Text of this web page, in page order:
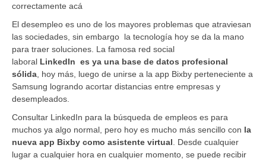
correctamente acá
El desempleo es uno de los mayores problemas que atraviesan
las sociedades, sin embargo la tecnología hoy se da la mano
para traer soluciones. La famosa red social
laboral LinkedIn es ya una base de datos profesional
sólida , hoy más, luego de unirse a la app Bixby perteneciente a
Samsung logrando acortar distancias entre empresas y
desempleados.
Consultar LinkedIn para la búsqueda de empleos es para
muchos ya algo normal, pero hoy es mucho más sencillo con la
nueva app Bixby como asistente virtual . Desde cualquier
lugar a cualquier hora en cualquier momento, se puede recibir